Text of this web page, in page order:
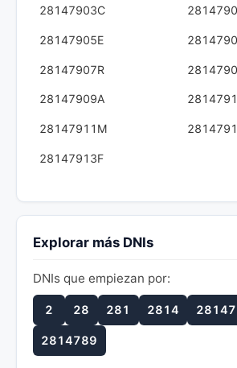
28147903C
28147905E
28147907R
28147909A
28147911M
28147913F
Explorar más DNIs
DNIs que empiezan por:
2 28 281 2814 28147
2814789